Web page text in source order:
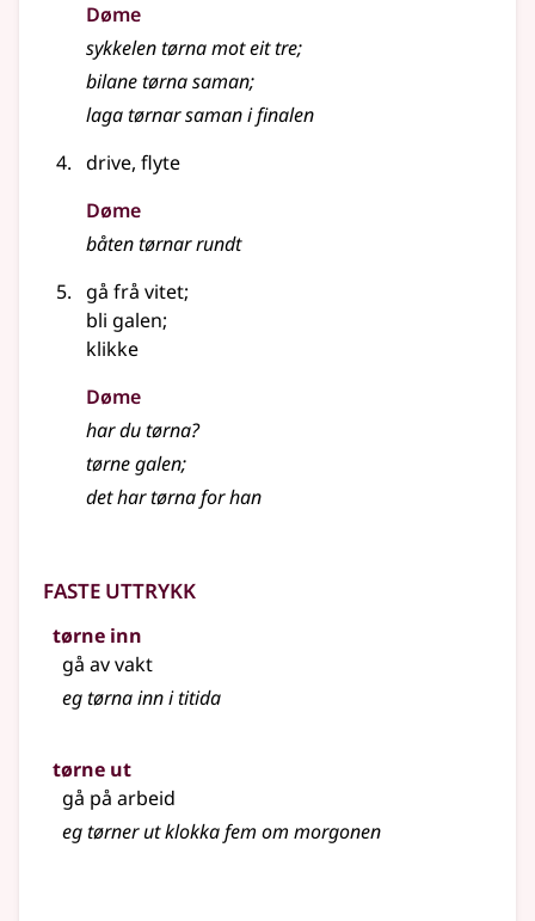
Døme
sykkelen tørna mot eit tre;
bilane tørna saman;
laga tørnar saman i finalen
drive, flyte
Døme
båten tørnar rundt
gå frå vitet;
bli galen;
klikke
Døme
har du tørna?
tørne galen;
det har tørna for han
Faste uttrykk
tørne inn
gå av vakt
eg tørna inn i titida
tørne ut
gå på arbeid
eg tørner ut klokka fem om morgonen